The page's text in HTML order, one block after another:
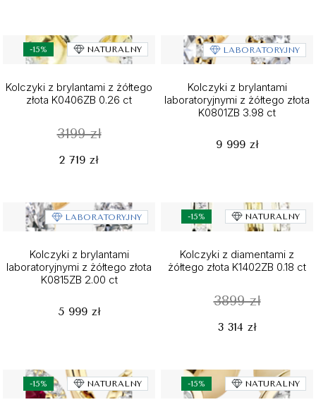
-15% NATURALNY
Kolczyki z brylantami z żółtego
złota K0406ZB 0.26 ct
3199 zł
2 719 zł
LABORATORYJNY
Kolczyki z brylantami
laboratoryjnymi z żółtego złota
K0801ZB 3.98 ct
9 999 zł
LABORATORYJNY
Kolczyki z brylantami
laboratoryjnymi z żółtego złota
K0815ZB 2.00 ct
5 999 zł
-15% NATURALNY
Kolczyki z diamentami z
żółtego złota K1402ZB 0.18 ct
3899 zł
3 314 zł
-15% NATURALNY -15% NATURALNY